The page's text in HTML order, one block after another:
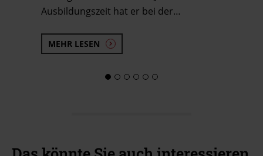
Ausbildungszeit hat er bei der…
MEHR LESEN